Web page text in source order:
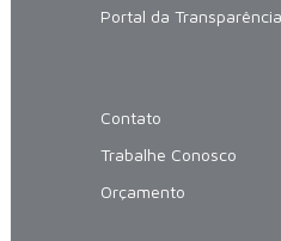
Portal da Transparência
Contato
Trabalhe Conosco
Orçamento